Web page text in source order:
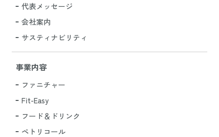
代表メッセージ
会社案内
サスティナビリティ
事業内容
ファニチャー
Fit-Easy
フード＆ドリンク
ペトリコール